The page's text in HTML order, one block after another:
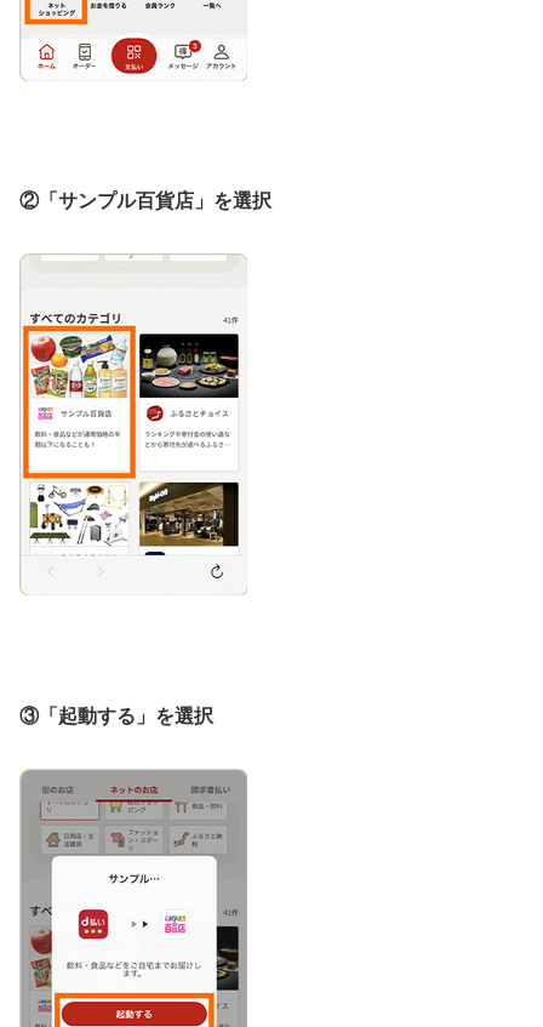
②「サンプル百貨店」を選択
③「起動する」を選択